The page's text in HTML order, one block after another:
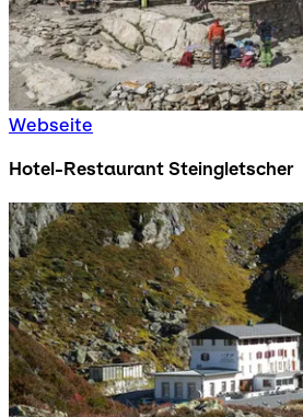
Webseite
Hotel-Restaurant Steingletscher